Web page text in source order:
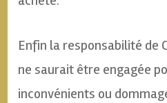
Enfin la responsabilité de
ne saurait être engagée
inconvénients ou